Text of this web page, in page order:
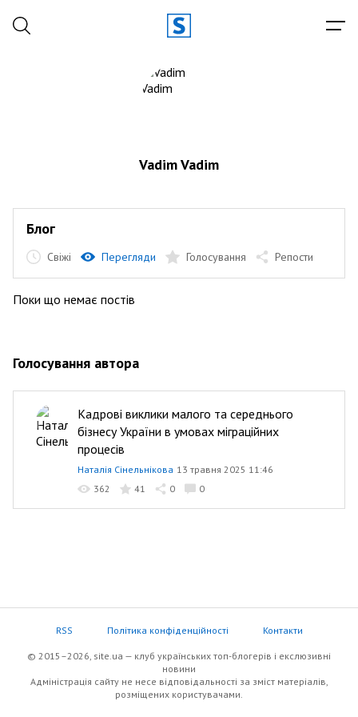
Vadim Vadim
Блог
Свіжі Перегляди Голосування Репости
Поки що немає постів
Голосування автора
Кадрові виклики малого та середнього
бізнесу України в умовах міграційних
процесів
Наталія Сінельнікова 13 травня 2025 11:46
362
41 0 0
RSS Політика конфіденційності Контакти
© 2015–2026, site.ua — клуб українських топ-блогерів i екслюзивнi
новини
Адміністрація сайту не несе відповідальності за зміст матеріалів,
розміщених користувачами.